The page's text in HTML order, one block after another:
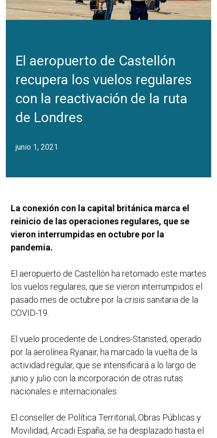
El aeropuerto de Castellón
recupera los vuelos regulares
con la reactivación de la ruta
de Londres
junio 1, 2021
La conexión con la capital británica marca el
reinicio de las operaciones regulares, que se
vieron interrumpidas en octubre por la
pandemia.
El aeropuerto de Castellón ha retomado este martes
los vuelos regulares, que se vieron interrumpidos el
pasado mes de octubre por la crisis sanitaria de la
COVID-19.
El vuelo procedente de Londres-Stansted, operado
por la aerolínea Ryanair, ha marcado la vuelta de la
actividad regular, que se intensificará a lo largo de
junio y julio con la incorporación de otras rutas
nacionales e internacionales.
El conseller de Política Territorial, Obras Públicas y
Movilidad, Arcadi España, se ha desplazado hasta el